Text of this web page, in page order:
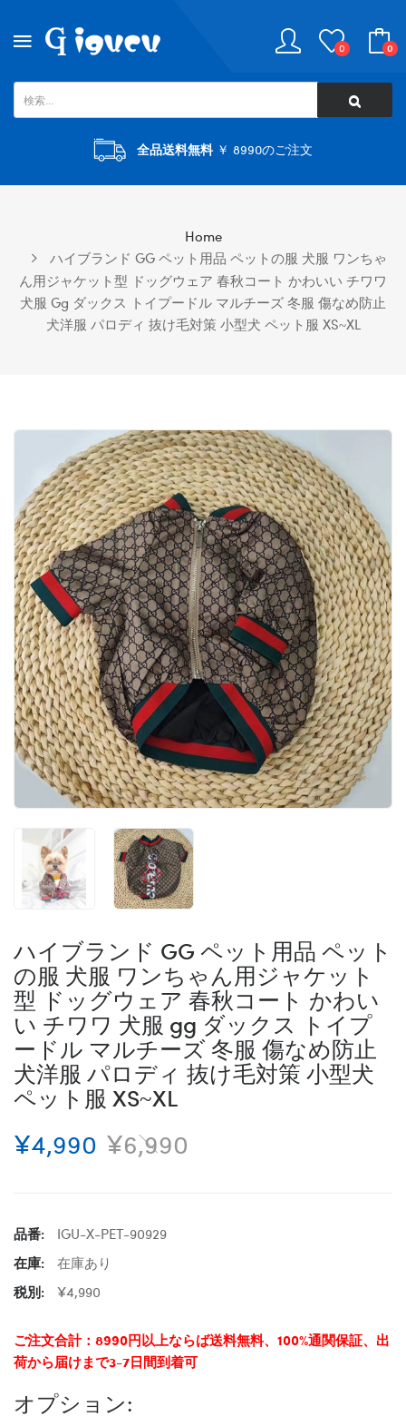
0 0
全品送料無料￥ 8990のご注文
Home
ハイブランド GG ペット用品 ペットの服 犬服 ワンちゃ
ん用ジャケット型 ドッグウェア 春秋コート かわいい チワワ
犬服 Gg ダックス トイプードル マルチーズ 冬服 傷なめ防止
犬洋服 パロディ 抜け毛対策 小型犬 ペット服 XS~XL
ハイブランド GG ペット用品 ペット
の服 犬服 ワンちゃん用ジャケット
型 ドッグウェア 春秋コート かわい
い チワワ 犬服 gg ダックス トイプ
ードル マルチーズ 冬服 傷なめ防止
犬洋服 パロディ 抜け毛対策 小型犬
ペット服 XS~XL
¥4,990 ¥6,990
品番:
IGU-X-PET-90929
在庫:
在庫あり
税別:
¥4,990
ご注文合計：8990円以上ならば送料無料、100%通関保証、出
荷から届けまで3-7日間到着可
オプション: